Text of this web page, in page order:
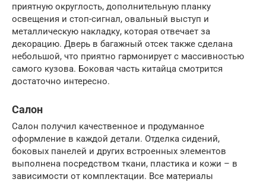
приятную округлость, дополнительную планку
освещения и стоп-сигнал, овальный выступ и
металлическую накладку, которая отвечает за
декорацию. Дверь в багажный отсек также сделана
небольшой, что приятно гармонирует с массивностью
самого кузова. Боковая часть китайца смотрится
достаточно интересно.
Салон
Салон получил качественное и продуманное
оформление в каждой детали. Отделка сидений,
боковых панелей и других встроенных элементов
выполнена посредством ткани, пластика и кожи – в
зависимости от комплектации. Все материалы